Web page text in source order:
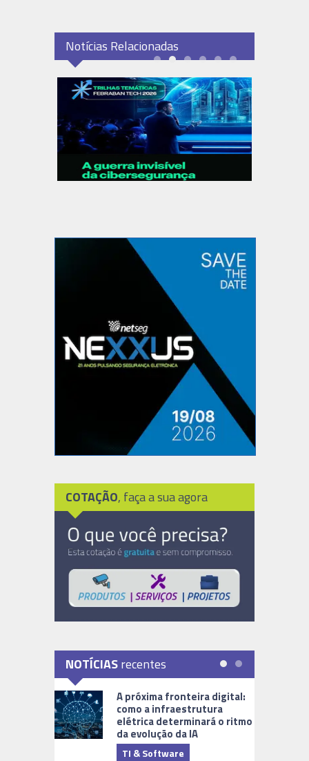
Notícias Relacionadas
COTAÇÃO, faça a sua agora
NOTÍCIASrecentes
A próxima fronteira digital:
como a infraestrutura
elétrica determinará o ritmo
da evolução da IA
TI & Software